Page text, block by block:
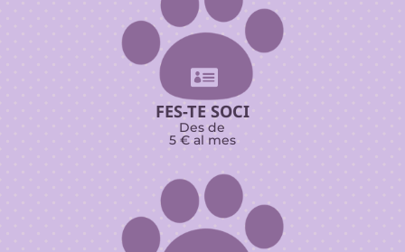

FES-TE SOCI
Des de
5 € al mes